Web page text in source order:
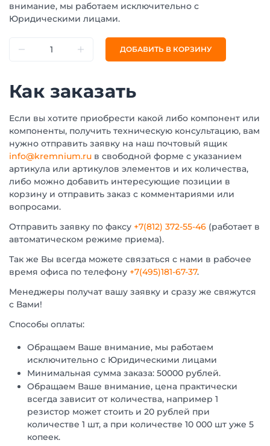
внимание, мы работаем исключительно с
Юридическими лицами.
ДОБАВИТЬ В КОРЗИНУ
Как заказать
Если вы хотите приобрести какой либо компонент или
компоненты, получить техническую консультацию, вам
нужно отправить заявку на наш почтовый ящик
info@kremnium.ru в свободной форме с указанием
артикула или артикулов элементов и их количества,
либо можно добавить интересующие позиции в
корзину и отправить заказ с комментариями или
вопросами.
Отправить заявку по факсу +7(812) 372-55-46 (работает в
автоматическом режиме приема).
Так же Вы всегда можете связаться с нами в рабочее
время офиса по телефону +7(495)181-67-37.
Менеджеры получат вашу заявку и сразу же свяжутся
с Вами!
Способы оплаты:
Обращаем Ваше внимание, мы работаем
исключительно с Юридическими лицами
Минимальная сумма заказа: 50000 рублей.
Обращаем Ваше внимание, цена практически
всегда зависит от количества, например 1
резистор может стоить и 20 рублей при
количестве 1 шт, а при количестве 10 000 шт уже 5
копеек.